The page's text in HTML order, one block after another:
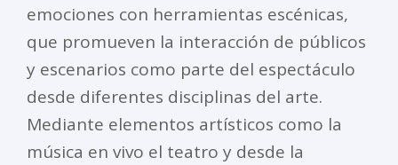
emociones con herramientas escénicas,
que promueven la interacción de públicos
y escenarios como parte del espectáculo
desde diferentes disciplinas del arte.
Mediante elementos artísticos como la
música en vivo el teatro y desde la